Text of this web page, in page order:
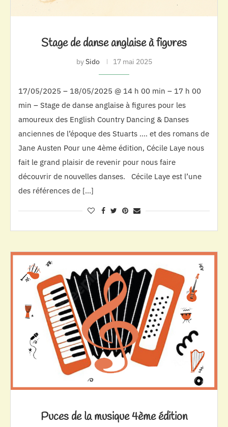
Stage de danse anglaise à figures
bySido 17 mai 2025
17/05/2025 – 18/05/2025 @ 14 h 00 min – 17 h 00
min – Stage de danse anglaise à figures pour les
amoureux des English Country Dancing & Danses
anciennes de l’époque des Stuarts …. et des romans de
Jane Austen Pour une 4ème édition, Cécile Laye nous
fait le grand plaisir de revenir pour nous faire
découvrir de nouvelles danses. Cécile Laye est l’une
des références de […]
Puces de la musique 4ème édition